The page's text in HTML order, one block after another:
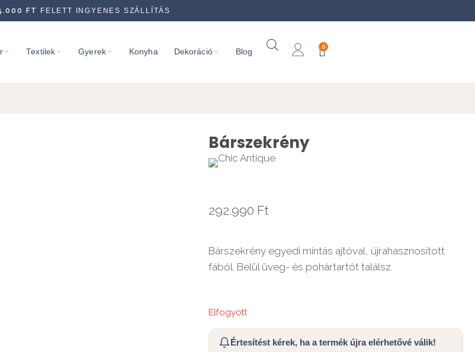
FT FELETT INGYENES SZÁLLÍTÁS
Textilek Gyerek Konyha Dekoráció Blog
0
Bárszekrény
292.990 Ft
Bárszekrény egyedi mintás ajtóval, újrahasznosított
fából. Belül üveg- és pohártartót találsz.
Elfogyott
Értesítést kérek, ha a termék újra elérhetővé válik!